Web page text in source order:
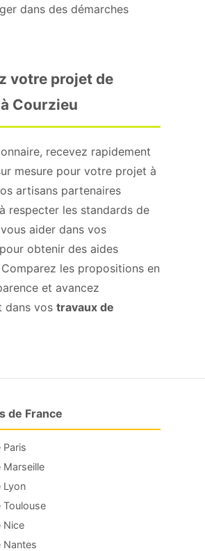
dans des démarches
votre projet de
Courzieu
recevez rapidement
mesure pour votre projet à
artisans partenaires
respecter les standards de
aider dans vos
obtenir des aides
les propositions en
et avancez
dans vos travaux de
de France
Paris
Marseille
Lyon
Toulouse
Nice
Nantes